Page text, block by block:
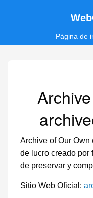
Página de
Archive of Our
de lucro creado por
de preservar y
Sitio Web Oficial: